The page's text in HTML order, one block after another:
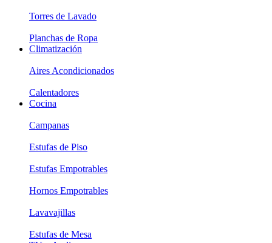
Torres de Lavado
Planchas de Ropa
Climatización
Aires Acondicionados
Calentadores
Cocina
Campanas
Estufas de Piso
Estufas Empotrables
Hornos Empotrables
Lavavajillas
Estufas de Mesa